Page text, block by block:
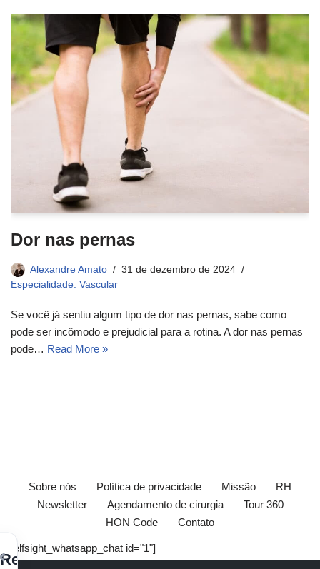
Dor nas pernas
Alexandre Amato
31 de dezembro de 2024
Especialidade: Vascular
Se você já sentiu algum tipo de dor nas pernas, sabe como
pode ser incômodo e prejudicial para a rotina. A dor nas pernas
pode… Read More »
Sobre nós Política de privacidade Missão
RH
Newsletter
Agendamento de cirurgia
Tour 360
HON Code
Contato
[elfsight_whatsapp_chat id="1"]
Receba